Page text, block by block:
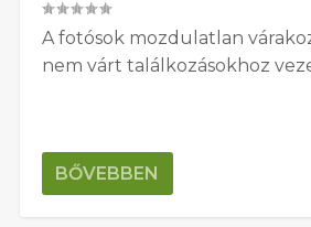
A fotósok mozdulatlan
nem várt találkozásokhoz
BŐVEBBEN